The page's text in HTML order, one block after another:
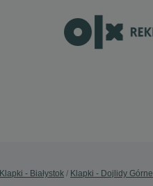
Klapki - Białystok Klapki - Dojlidy Górne